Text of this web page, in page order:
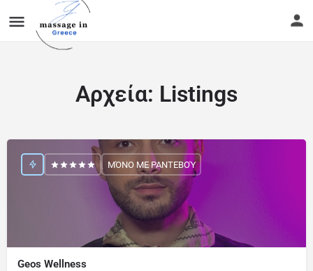
Αρχεία: Listings
Geos Wellness
ΜΌΝΟ ΜΕ ΡΑΝΤΕΒΟΎ